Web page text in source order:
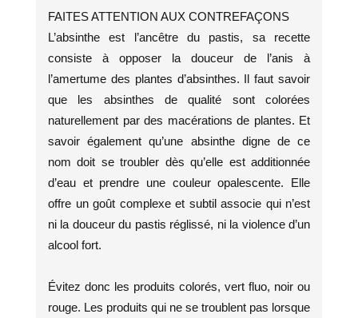
FAITES ATTENTION AUX CONTREFAÇONS
L’absinthe est l’ancêtre du pastis, sa recette
consiste à opposer la douceur de l’anis à
l’amertume des plantes d’absinthes. Il faut savoir
que les absinthes de qualité sont colorées
naturellement par des macérations de plantes. Et
savoir également qu’une absinthe digne de ce
nom doit se troubler dès qu’elle est additionnée
d’eau et prendre une couleur opalescente. Elle
offre un goût complexe et subtil associe qui n’est
ni la douceur du pastis réglissé, ni la violence d’un
alcool fort.
Évitez donc les produits colorés, vert fluo, noir ou
rouge. Les produits qui ne se troublent pas lorsque